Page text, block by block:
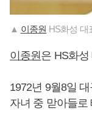
▲ 이종원 HS화성 대
이종원은 HS화
1972년 9월8일
자녀 중 맏아들로